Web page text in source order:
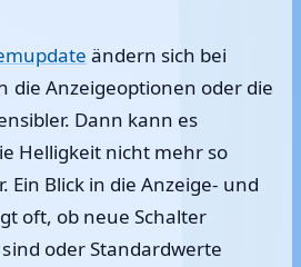
ändern sich bei
die Anzeigeoptionen oder die
Dann kann es
Helligkeit nicht mehr so
Ein Blick in die Anzeige- und
oft, ob neue Schalter
oder Standardwerte